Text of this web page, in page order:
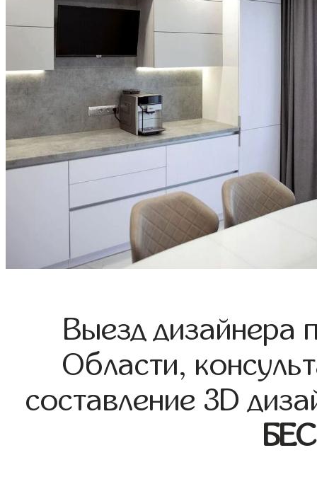
Выезд дизайнера
Области,
составление 3D